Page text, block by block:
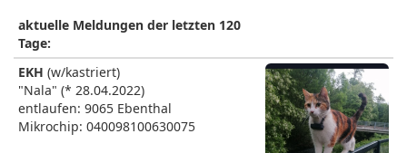
aktuelle Meldungen der letzten 120
Tage:
EKH (w/kastriert)
"Nala" (* 28.04.2022)
entlaufen: 9065 Ebenthal
Mikrochip: 040098100630075